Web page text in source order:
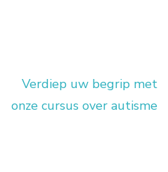
Verdiep uw begrip met
onze cursus over autisme